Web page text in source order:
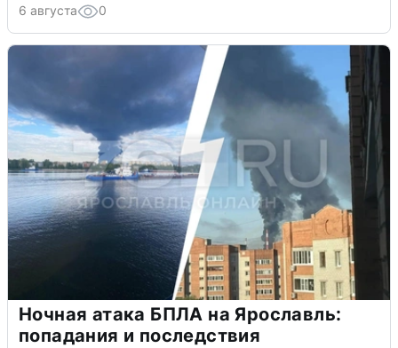
6 августа 0
Ночная атака БПЛА на Ярославль:
попадания и последствия